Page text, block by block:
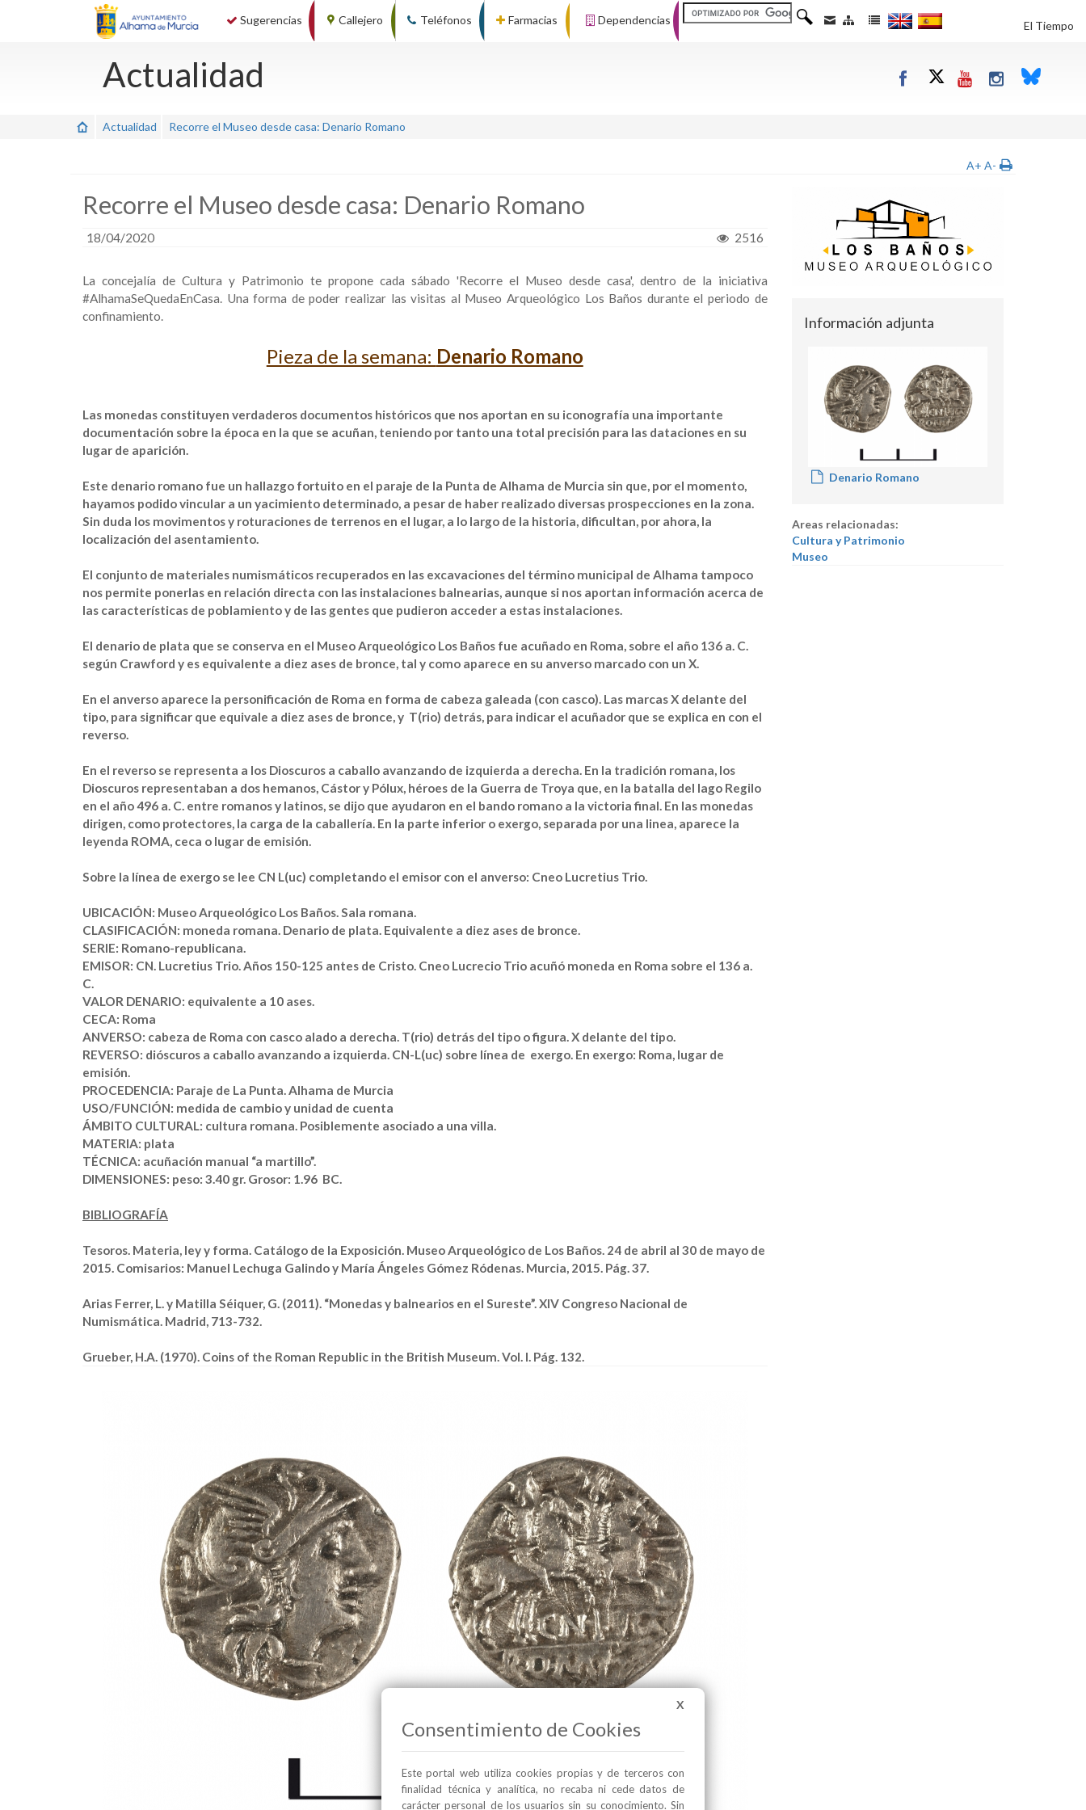
Sugerencias Callejero Teléfonos Farmacias Dependencias El Tiempo
Actualidad
Actualidad Recorre el Museo desde casa: Denario Romano
A+ A-
Recorre el Museo desde casa: Denario Romano
18/04/2020 2516
La concejalía de Cultura y Patrimonio te propone cada sábado 'Recorre el Museo desde casa', dentro de la iniciativa
#AlhamaSeQuedaEnCasa. Una forma de poder realizar las visitas al Museo Arqueológico Los Baños durante el periodo de
confinamiento.
Pieza de la semana: Denario Romano
Las monedas constituyen verdaderos documentos históricos que nos aportan en su iconografía una importante
documentación sobre la época en la que se acuñan, teniendo por tanto una total precisión para las dataciones en su
lugar de aparición.
Este denario romano fue un hallazgo fortuito en el paraje de la Punta de Alhama de Murcia sin que, por el momento,
hayamos podido vincular a un yacimiento determinado, a pesar de haber realizado diversas prospecciones en la zona.
Sin duda los movimentos y roturaciones de terrenos en el lugar, a lo largo de la historia, dificultan, por ahora, la
localización del asentamiento.
El conjunto de materiales numismáticos recuperados en las excavaciones del término municipal de Alhama tampoco
nos permite ponerlas en relación directa con las instalaciones balnearias, aunque si nos aportan información acerca de
las características de poblamiento y de las gentes que pudieron acceder a estas instalaciones.
El denario de plata que se conserva en el Museo Arqueológico Los Baños fue acuñado en Roma, sobre el año 136 a. C.
según Crawford y es equivalente a diez ases de bronce, tal y como aparece en su anverso marcado con un X.
En el anverso aparece la personificación de Roma en forma de cabeza galeada (con casco). Las marcas X delante del
tipo, para significar que equivale a diez ases de bronce, y T(rio) detrás, para indicar el acuñador que se explica en con el
reverso.
En el reverso se representa a los Dioscuros a caballo avanzando de izquierda a derecha. En la tradición romana, los
Dioscuros representaban a dos hemanos, Cástor y Pólux, héroes de la Guerra de Troya que, en la batalla del lago Regilo
en el año 496 a. C. entre romanos y latinos, se dijo que ayudaron en el bando romano a la victoria final. En las monedas
dirigen, como protectores, la carga de la caballería. En la parte inferior o exergo, separada por una linea, aparece la
leyenda ROMA, ceca o lugar de emisión.
Sobre la línea de exergo se lee CN L(uc) completando el emisor con el anverso: Cneo Lucretius Trio.
UBICACIÓN: Museo Arqueológico Los Baños. Sala romana.
CLASIFICACIÓN: moneda romana. Denario de plata. Equivalente a diez ases de bronce.
SERIE: Romano-republicana.
EMISOR: CN. Lucretius Trio. Años 150-125 antes de Cristo. Cneo Lucrecio Trio acuñó moneda en Roma sobre el 136 a.
C.
VALOR DENARIO: equivalente a 10 ases.
CECA: Roma
ANVERSO: cabeza de Roma con casco alado a derecha. T(rio) detrás del tipo o figura. X delante del tipo.
REVERSO: dióscuros a caballo avanzando a izquierda. CN-L(uc) sobre línea de exergo. En exergo: Roma, lugar de
emisión.
PROCEDENCIA: Paraje de La Punta. Alhama de Murcia
USO/FUNCIÓN: medida de cambio y unidad de cuenta
ÁMBITO CULTURAL: cultura romana. Posiblemente asociado a una villa.
MATERIA: plata
TÉCNICA: acuñación manual “a martillo”.
DIMENSIONES: peso: 3.40 gr. Grosor: 1.96 BC.
BIBLIOGRAFÍA
Tesoros. Materia, ley y forma. Catálogo de la Exposición. Museo Arqueológico de Los Baños. 24 de abril al 30 de mayo de
2015. Comisarios: Manuel Lechuga Galindo y María Ángeles Gómez Ródenas. Murcia, 2015. Pág. 37.
Arias Ferrer, L. y Matilla Séiquer, G. (2011). “Monedas y balnearios en el Sureste”. XIV Congreso Nacional de
Numismática. Madrid, 713-732.
Grueber, H.A. (1970). Coins of the Roman Republic in the British Museum. Vol. I. Pág. 132.
Información adjunta
Denario Romano
Areas relacionadas:
Cultura y Patrimonio
Museo
X
Consentimiento de Cookies
Este portal web utiliza cookies propias y de terceros con
finalidad técnica y analítica, no recaba ni cede datos de
carácter personal de los usuarios sin su conocimiento. Sin